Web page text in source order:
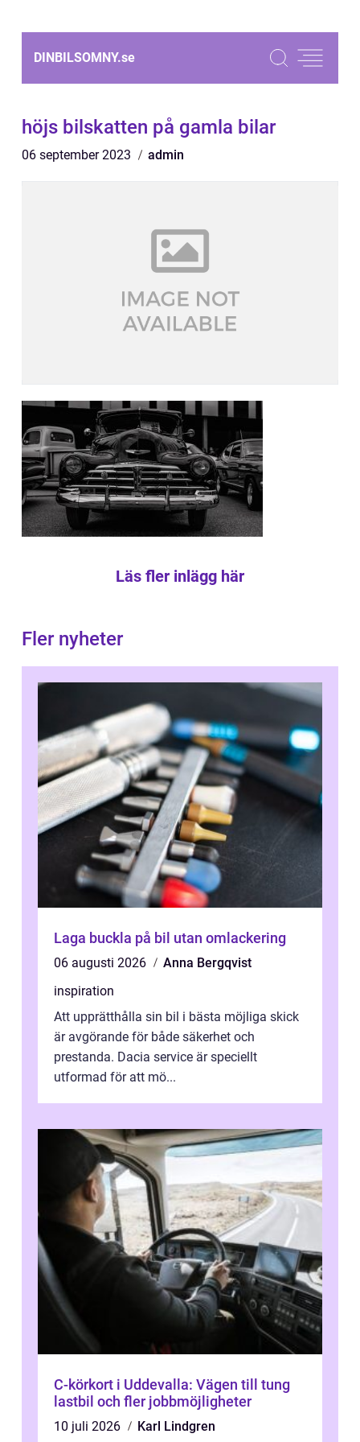
DINBILSOMNY.se
höjs bilskatten på gamla bilar
06 september 2023 admin
Läs fler inlägg här
Fler nyheter
Laga buckla på bil utan omlackering
06 augusti 2026
Anna Bergqvist
inspiration
Att upprätthålla sin bil i bästa möjliga skick
är avgörande för både säkerhet och
prestanda. Dacia service är speciellt
utformad för att mö...
C-körkort i Uddevalla: Vägen till tung
lastbil och fler jobbmöjligheter
10 juli 2026 Karl Lindgren